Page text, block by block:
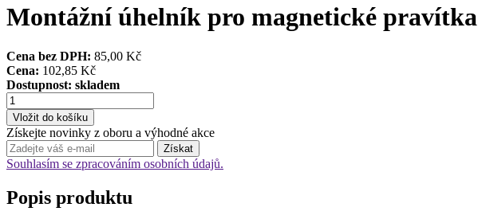
Montážní úhelník pro magnetické
Cena bez DPH: 85,00 Kč
Cena: 102,85 Kč
Dostupnost: skladem
Získejte novinky z oboru a výhodné akce
Souhlasím se zpracováním osobních údajů.
Popis produktu